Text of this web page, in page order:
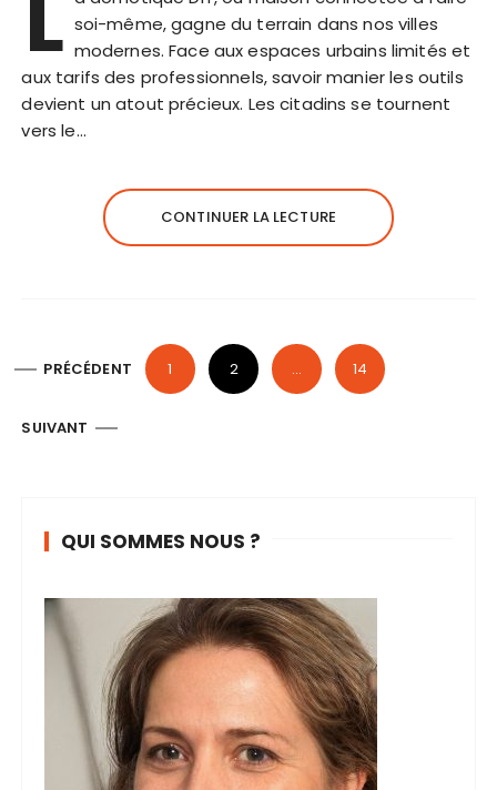
soi-même, gagne du terrain dans nos villes
modernes. Face aux espaces urbains limités et
aux tarifs des professionnels, savoir manier les outils
devient un atout précieux. Les citadins se tournent
vers le…
CONTINUER LA LECTURE
g
PRÉCÉDENT 1 2 … 14
SUIVANT
QUI SOMMES NOUS ?